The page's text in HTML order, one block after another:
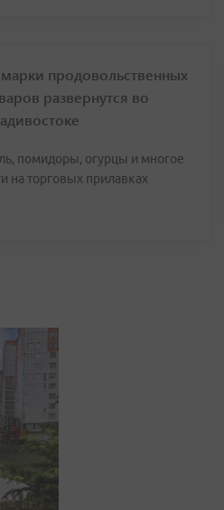
продовольственных
развернутся во
помидоры, огурцы и многое
на торговых прилавках